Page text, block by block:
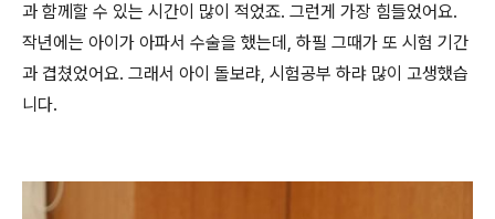
과 함께할 수 있는 시간이 많이 적었죠. 그런게 가장 힘들었어요.
작년에는 아이가 아파서 수술을 했는데, 하필 그때가 또 시험 기간
과 겹쳤었어요. 그래서 아이 돌보랴, 시험공부 하랴 많이 고생했습
니다.